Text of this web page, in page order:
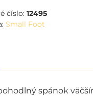
číslo:12495
Small Foot
spánok